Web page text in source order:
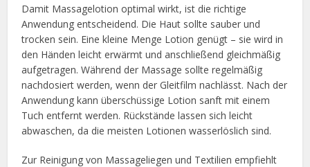
Damit Massagelotion optimal wirkt, ist die richtige
Anwendung entscheidend. Die Haut sollte sauber und
trocken sein. Eine kleine Menge Lotion genügt – sie wird in
den Händen leicht erwärmt und anschließend gleichmäßig
aufgetragen. Während der Massage sollte regelmäßig
nachdosiert werden, wenn der Gleitfilm nachlässt. Nach der
Anwendung kann überschüssige Lotion sanft mit einem
Tuch entfernt werden. Rückstände lassen sich leicht
abwaschen, da die meisten Lotionen wasserlöslich sind.
Zur Reinigung von Massageliegen und Textilien empfiehlt